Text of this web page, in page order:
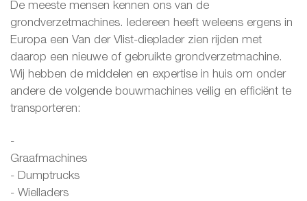
De meeste mensen kennen ons van de
grondverzetmachines. Iedereen heeft weleens ergens in
Europa een Van der Vlist-dieplader zien rijden met
daarop een nieuwe of gebruikte grondverzetmachine.
Wij hebben de middelen en expertise in huis om onder
andere de volgende bouwmachines veilig en efficiënt te
transporteren:
-
- Dumptrucks
- Wielladers